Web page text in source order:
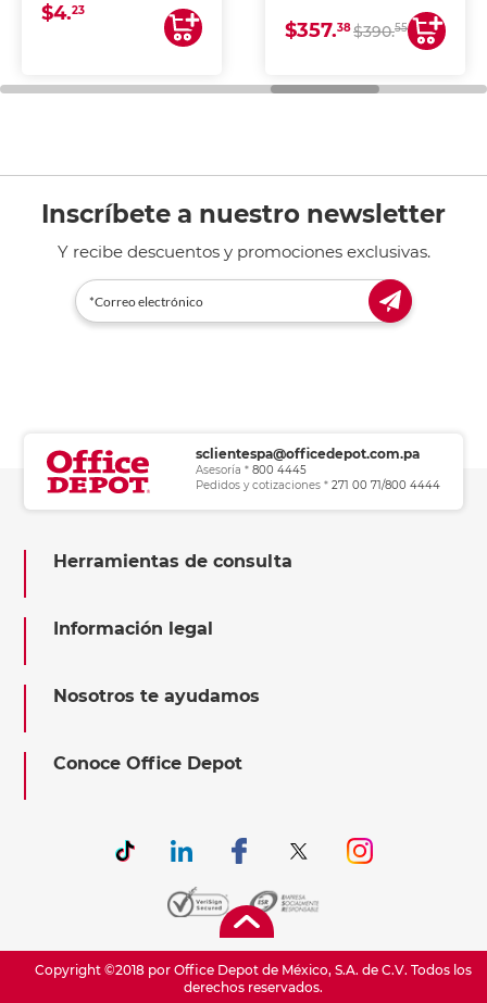
uniforme, ideal para
impresoras de inyección
de tinta y láser,
general de oficina.
$4.23
COPIA Y ESCANEA)
$357.38$390.55
Inscríbete a nuestro newsletter
Y recibe descuentos y promociones exclusivas.
sclientespa@officedepot.com.pa
Asesoría * 800 4445
Pedidos y cotizaciones * 271 00 71/800 4444
Herramientas de consulta
Información legal
Nosotros te ayudamos
Conoce Office Depot
Copyright ©2018 por Office Depot de México, S.A. de C.V. Todos los
derechos reservados.